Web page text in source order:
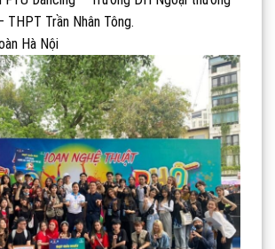
Trần Nhân Tông.
Hà Nội